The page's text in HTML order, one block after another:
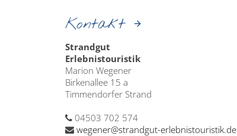
Kontakt
Strandgut
Erlebnistouristik
Marion Wegener
Birkenallee 15 a
Timmendorfer Strand
04503 702 574
wegener@strandgut-erlebnistouristik.de